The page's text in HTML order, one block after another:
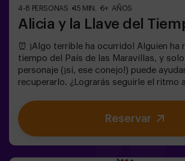
4-8 PERSONAS 45 MIN. 6+ AÑOS
Alicia y la Llave del
⏰ ¡Algo terrible ha ocurrido! Alguien ha
tiempo del País de las Maravillas, y
personaje (¡sí, ese conejo!) puede
recuperarlo. ¿Lograrás seguirle el ritmo
room mágico y familiar, vivirás una
Resolverás enigmas divertidos (¡como
Sombrerero Loco!).✔ Explorarás el
Reservar